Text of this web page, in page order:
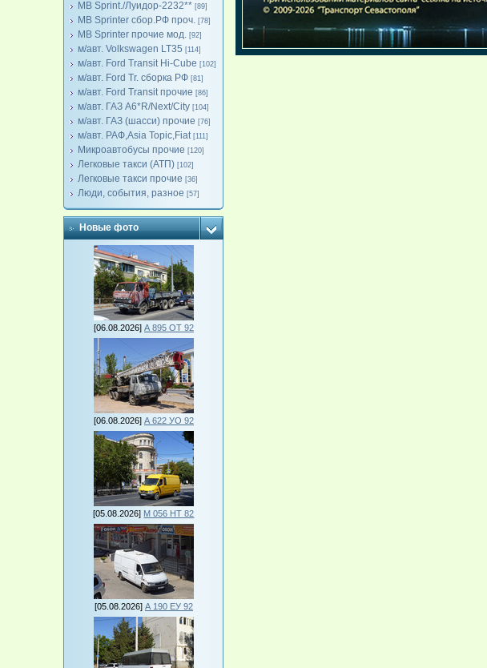
MB Sprint./Луидор-2232** [89]
MB Sprinter сбор.РФ проч. [78]
MB Sprinter прочие мод. [92]
м/авт. Volkswagen LT35 [114]
м/авт. Ford Transit Hi-Cube [102]
м/авт. Ford Tr. сборка РФ [81]
м/авт. Ford Transit прочие [86]
м/авт. ГАЗ A6*R/Next/City [104]
м/авт. ГАЗ (шасси) прочие [76]
м/авт. РАФ,Asia Topic,Fiat [111]
Микроавтобусы прочие [120]
Легковые такси (АТП) [102]
Легковые такси прочие [36]
Люди, события, разное [57]
Новые фото
[06.08.2026] А 895 ОТ 92
[06.08.2026] А 622 УО 92
[05.08.2026] М 056 НТ 82
[05.08.2026] А 190 ЕУ 92